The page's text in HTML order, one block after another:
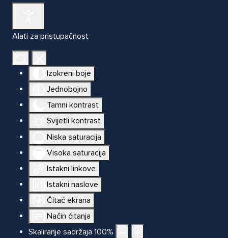
Alati za pristupačnost
Izokreni boje
Jednobojno
Tamni kontrast
Svijetli kontrast
Niska saturacija
Visoka saturacija
Istakni linkove
Istakni naslove
Čitač ekrana
Način čitanja
Skaliranje sadržaja 100%